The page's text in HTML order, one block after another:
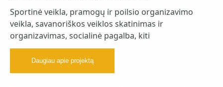
Sportinė veikla, pramogų ir poilsio organizavimo
veikla, savanoriškos veiklos skatinimas ir
organizavimas, socialinė pagalba, kiti
Daugiau apie projektą